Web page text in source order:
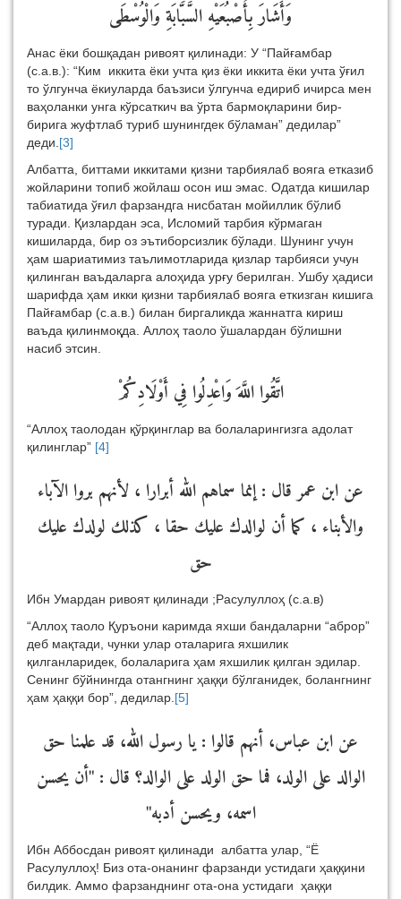
وَأَشَارَ بِأُصْبُعَيْهِ السَّبَّابَةِ وَالْوُسْطَى
Анас ёки бошқадан ривоят қилинади: У “Пайғамбар
(с.а.в.): “Ким иккита ёки учта қиз ёки иккита ёки учта ўғил
то ўлгунча ёкиуларда баъзиси ўлгунча едириб ичирса мен
ваҳоланки унга кўрсаткич ва ўрта бармоқларини бир-
бирига жуфтлаб туриб шунингдек бўламан” дедилар”
деди.[3]
Албатта, биттами иккитами қизни тарбиялаб вояга етказиб
жойларини топиб жойлаш осон иш эмас. Одатда кишилар
табиатида ўғил фарзандга нисбатан мойиллик бўлиб
туради. Қизлардан эса, Исломий тарбия кўрмаган
кишиларда, бир оз эътиборсизлик бўлади. Шунинг учун
ҳам шариатимиз таълимотларида қизлар тарбияси учун
қилинган ваъдаларга алоҳида урғу берилган. Ушбу ҳадиси
шарифда ҳам икки қизни тарбиялаб вояга еткизган кишига
Пайғамбар (с.а.в.) билан биргаликда жаннатга кириш
ваъда қилинмоқда. Аллоҳ таоло ўшалардан бўлишни
насиб этсин.
اتَّقُوا اللَّهَ وَاعْدِلُوا فِي أَوْلَادِكُمْ
“Аллоҳ таолодан қўрқинглар ва болаларингизга адолат
қилинглар” [4]
عن ابن عمر قال : إنما سماهم الله أبرارا ، لأنهم بروا الآباء
والأبناء ، كما أن لوالدك عليك حقا ، كذلك لولدك عليك
حق
Ибн Умардан ривоят қилинади ;Расулуллоҳ (с.а.в)
“Аллоҳ таоло Қуръони каримда яхши бандаларни “аброр”
деб мақтади, чунки улар оталарига яхшилик
қилганларидек, болаларига ҳам яхшилик қилган эдилар.
Сенинг бўйнингда отангнинг ҳаққи бўлганидек, болангнинг
ҳам ҳаққи бор”, дедилар.[5]
عن ابن عباس، أنهم قالوا : يا رسول الله، قد علمنا حق
الوالد على الولد، فما حق الولد على الوالد؟ قال :"أن يحسن
اسمه، ويحسن أدبه"
Ибн Аббосдан ривоят қилинади албатта улар, “Ё
Расулуллоҳ! Биз ота-онанинг фарзанди устидаги ҳаққини
билдик. Аммо фарзанднинг ота-она устидаги ҳаққи